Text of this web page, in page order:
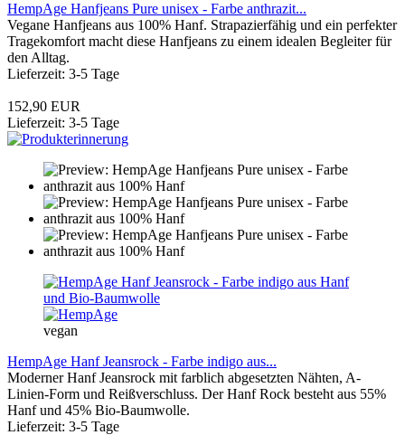
HempAge Hanfjeans Pure unisex - Farbe anthrazit...
Vegane Hanfjeans aus 100% Hanf. Strapazierfähig und ein perfekter
Tragekomfort macht diese Hanfjeans zu einem idealen Begleiter für
den Alltag.
Lieferzeit: 3-5 Tage
152,90 EUR
Lieferzeit: 3-5 Tage
vegan
HempAge Hanf Jeansrock - Farbe indigo aus...
Moderner Hanf Jeansrock mit farblich abgesetzten Nähten, A-
Linien-Form und Reißverschluss. Der Hanf Rock besteht aus 55%
Hanf und 45% Bio-Baumwolle.
Lieferzeit: 3-5 Tage